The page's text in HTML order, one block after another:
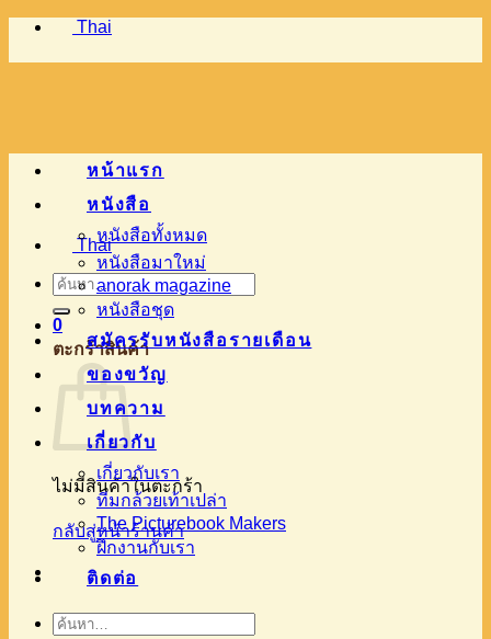
ข้าม
Thai
Thai
ค้นหา:
0
ตะกร้าสินค้า
ไม่มีสินค้าในตะกร้า
กลับสู่หน้าร้านค้า
หน้าแรก
หนังสือ
หนังสือทั้งหมด
หนังสือมาใหม่
anorak magazine
หนังสือชุด
สมัครรับหนังสือรายเดือน
ของขวัญ
บทความ
เกี่ยวกับ
เกี่ยวกับเรา
ทีมกล้วยเท้าเปล่า
The Picturebook Makers
ฝึกงานกับเรา
ติดต่อ
ค้นหา: